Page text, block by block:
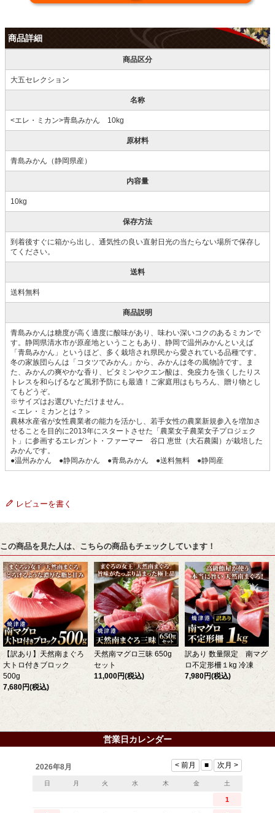
商品詳細
商品区分
大五セレクション
名称
<エレ・ミカン>青島みかん 10kg
原材料
青島みかん（静岡県産）
内容量
10kg
保存方法
到着後すぐに箱から出し、通気性の良い直射日光の当たらない場所で保存し
てください。
送料
送料無料
商品説明
青島みかんは糖度が高く適度に酸味があり、味わい深いコクのあるミカンで
す。静岡県清水市が原産地ということもあり、静岡で温州みかんといえば
「青島みかん」というほど、多く栽培され県民から愛されている品種です。
冬の家族団らんは「コタツでみかん」から、みかんは冬の風物詩です。ま
た、みかんの爽やかな香り、ビタミンやクエン酸は、免疫力を強くしたりス
トレスを和らげるなど風邪予防にも最適！ご家庭用はもちろん、贈り物とし
てもどうぞ。
※サイズはお選びいただけません。
＜エレ・ミカンとは？＞
農林水産省が女性農業者の能力を活かし、若手女性の農業新規参入を増加さ
せることを目的に2013年にスタートさせた「農業女子農業女子プロジェク
ト」に参画するエレガント・ファーマー 谷口 恵世（大石農園）が栽培した
みかんです。
●温州みかん ●静岡みかん ●青島みかん ●送料無料 ●静岡産
レビューを書く
この商品を見た人は、こちらの商品もチェックしています！
【訳あり】天然南まぐろ
大トロ付きブロック
500g
7,680円(税込)
天然南マグロ三昧 650g
セット
11,000円(税込)
訳あり 数量限定 南マグ
ロ不定形柵１kg 冷凍
7,980円(税込)
営業日カレンダー